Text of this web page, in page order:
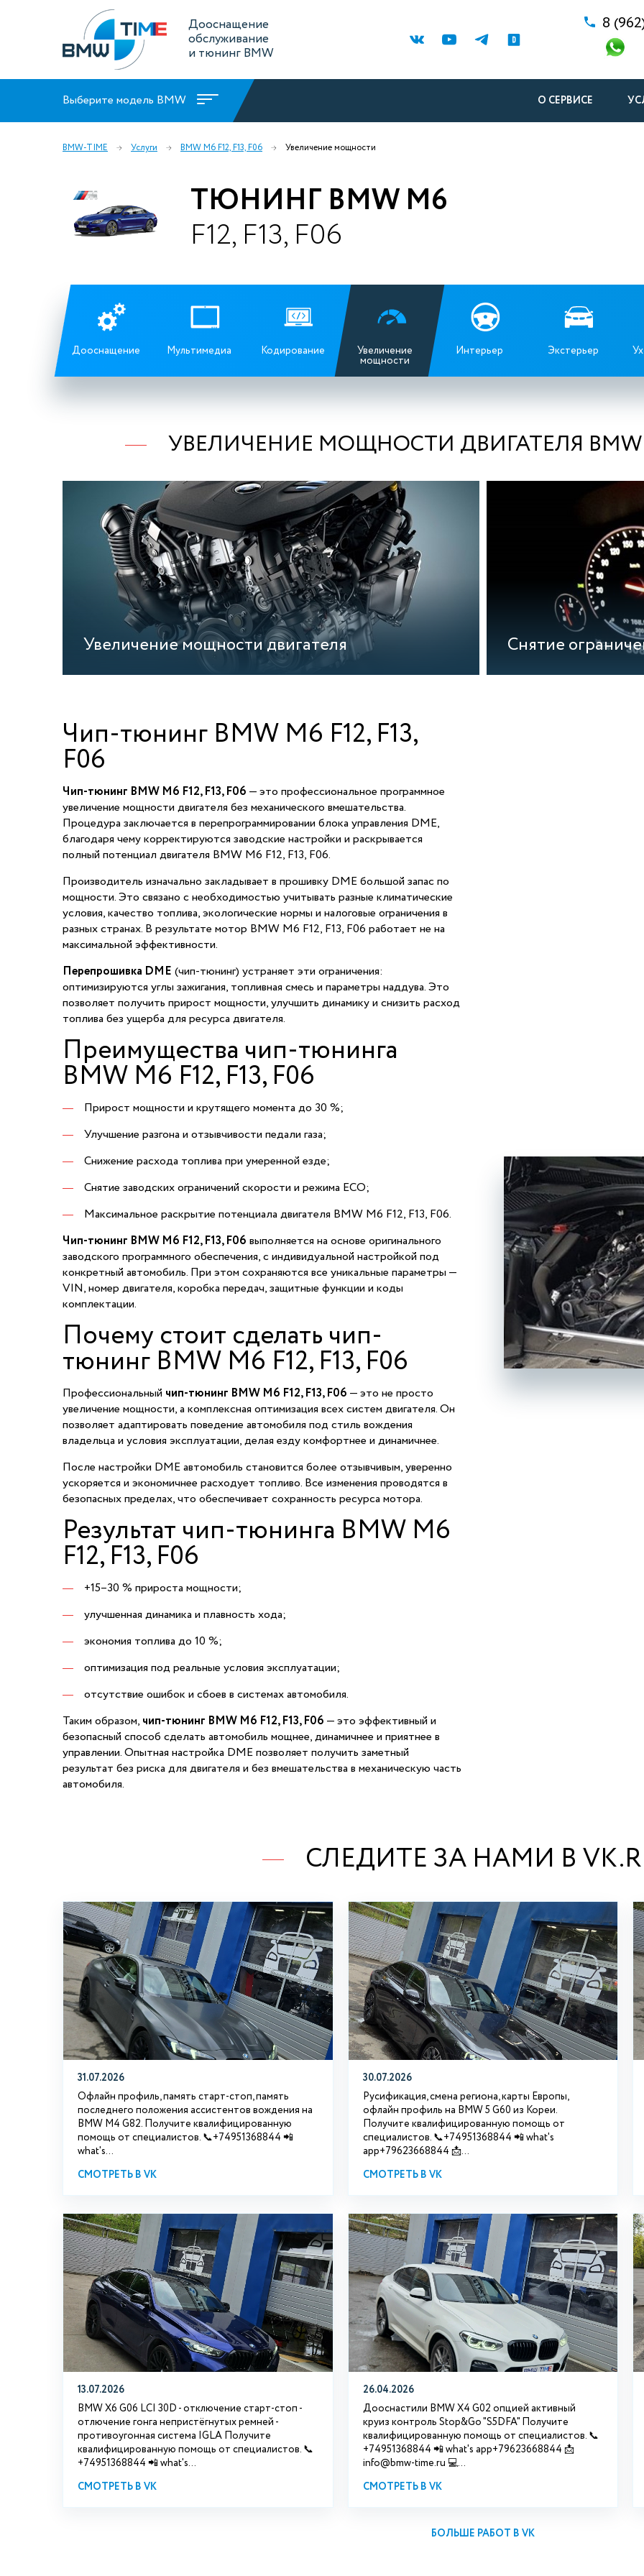
Дооснащение
обслуживание
и тюнинг BMW
8
Выберите модель BMW О СЕРВИСЕ
BMW-TIME Услуги BMW M6 F12, F13, F06 Увеличение мощности
ТЮНИНГ BMW M6
F12, F13, F06
Дооснащение Мультимедиа Кодирование Увеличение
мощности
Интерьер Экстерьер
УВЕЛИЧЕНИЕ МОЩНОСТИ ДВИГАТЕЛЯ BMW
Увеличение мощности двигателя Снятие
Чип-тюнинг BMW M6 F12, F13,
F06
Чип-тюнинг BMW M6 F12, F13, F06 — это профессиональное программное
увеличение мощности двигателя без механического вмешательства.
Процедура заключается в перепрограммировании блока управления DME,
благодаря чему корректируются заводские настройки и раскрывается
полный потенциал двигателя BMW M6 F12, F13, F06.
Производитель изначально закладывает в прошивку DME большой запас по
мощности. Это связано с необходимостью учитывать разные климатические
условия, качество топлива, экологические нормы и налоговые ограничения в
разных странах. В результате мотор BMW M6 F12, F13, F06 работает не на
максимальной эффективности.
Перепрошивка DME (чип-тюнинг) устраняет эти ограничения:
оптимизируются углы зажигания, топливная смесь и параметры наддува. Это
позволяет получить прирост мощности, улучшить динамику и снизить расход
топлива без ущерба для ресурса двигателя.
Преимущества чип-тюнинга
BMW M6 F12, F13, F06
Прирост мощности и крутящего момента до 30 %;
Улучшение разгона и отзывчивости педали газа;
Снижение расхода топлива при умеренной езде;
Снятие заводских ограничений скорости и режима ECO;
Максимальное раскрытие потенциала двигателя BMW M6 F12, F13, F06.
Чип-тюнинг BMW M6 F12, F13, F06 выполняется на основе оригинального
заводского программного обеспечения, с индивидуальной настройкой под
конкретный автомобиль. При этом сохраняются все уникальные параметры —
VIN, номер двигателя, коробка передач, защитные функции и коды
комплектации.
Почему стоит сделать чип-
тюнинг BMW M6 F12, F13, F06
Профессиональный чип-тюнинг BMW M6 F12, F13, F06 — это не просто
увеличение мощности, а комплексная оптимизация всех систем двигателя. Он
позволяет адаптировать поведение автомобиля под стиль вождения
владельца и условия эксплуатации, делая езду комфортнее и динамичнее.
После настройки DME автомобиль становится более отзывчивым, уверенно
ускоряется и экономичнее расходует топливо. Все изменения проводятся в
безопасных пределах, что обеспечивает сохранность ресурса мотора.
Результат чип-тюнинга BMW M6
F12, F13, F06
+15–30 % прироста мощности;
улучшенная динамика и плавность хода;
экономия топлива до 10 %;
оптимизация под реальные условия эксплуатации;
отсутствие ошибок и сбоев в системах автомобиля.
Таким образом, чип-тюнинг BMW M6 F12, F13, F06 — это эффективный и
безопасный способ сделать автомобиль мощнее, динамичнее и приятнее в
управлении. Опытная настройка DME позволяет получить заметный
результат без риска для двигателя и без вмешательства в механическую часть
автомобиля.
СЛЕДИТЕ ЗА НАМИ В
31.07.2026
Офлайн профиль, память старт-стоп, память
последнего положения ассистентов вождения на
BMW М4 G82. Получите квалифицированную
помощь от специалистов. 📞+74951368844 📲
what's...
СМОТРЕТЬ В VK
30.07.2026
Русификация, смена региона, карты Европы,
офлайн профиль на BMW 5 G60 из Кореи.
Получите квалифицированную помощь от
специалистов. 📞+74951368844 📲 what's
app+79623668844 📩...
СМОТРЕТЬ В VK
13.07.2026
BMW X6 G06 LCI 30D - отключение старт-стоп -
отлючение гонга непристёгнутых ремней -
противоугонная система IGLA Получите
квалифицированную помощь от специалистов. 📞
+74951368844 📲 what's...
СМОТРЕТЬ В VK
26.04.2026
Дооснастили BMW X4 G02 опцией активный
круиз контроль Stop&Go "S5DFA" Получите
квалифицированную помощь от специалистов. 📞
+74951368844 📲 what's app+79623668844 📩
info@bmw-time.ru 💻...
СМОТРЕТЬ В VK
БОЛЬШЕ РАБОТ В VK